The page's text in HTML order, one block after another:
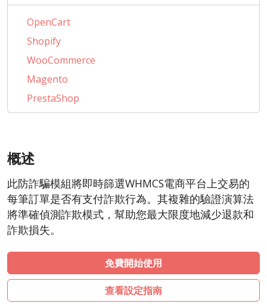
OpenCart
Shopify
WooCommerce
Magento
PrestaShop
BigCommerce
CSCart
LiteCart
ZenCart
PinnacleCart
FoxyCart
Easy Digital Downloads
概述
此防詐騙模組將即時篩選WHMCS電商平台上交易的
每筆訂單是否有支付詐欺行為。其複雜的驗證演算法
將準確偵測詐欺模式，幫助您最大限度地減少退款和
詐欺損失。
免費開始使用
查看設定指南